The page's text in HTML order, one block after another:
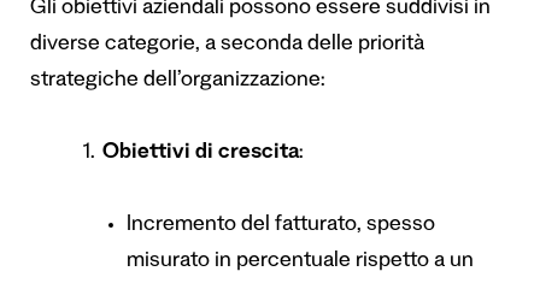
Gli obiettivi aziendali possono essere suddivisi in
diverse categorie, a seconda delle priorità
strategiche dell’organizzazione:
Obiettivi di crescita:
Incremento del fatturato, spesso
misurato in percentuale rispetto a un